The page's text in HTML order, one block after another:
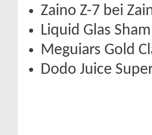
Zaino Z-7 bei
Liquid Glas
Meguiars Gold
Dodo Juice